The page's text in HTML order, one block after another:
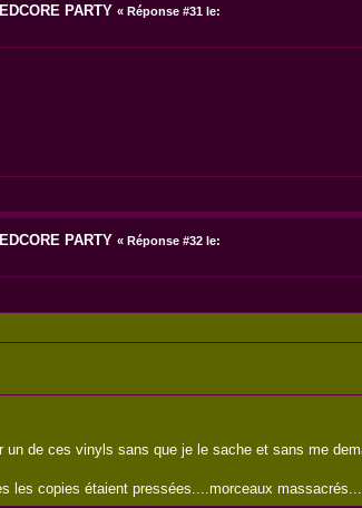
PARTY « Réponse #31 le:
PARTY « Réponse #32 le:
de ces vinyls sans que je le sache et sans me
les copies étaient pressées....morceaux